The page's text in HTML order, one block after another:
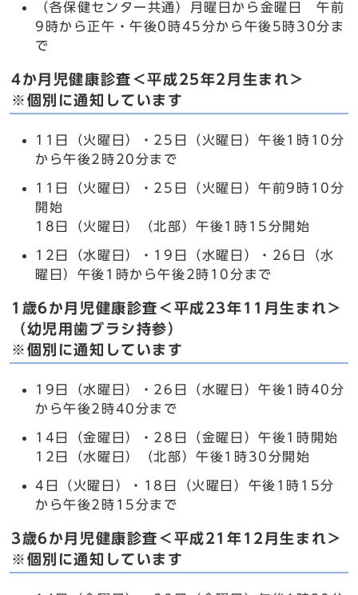
（各保健センター共通）月曜日から金曜日 午前
9時から正午・午後0時45分から午後5時30分ま
で
4か月児健康診査＜平成25年2月生まれ＞
※個別に通知しています
11日（火曜日）・25日（火曜日）午後1時10分
から午後2時20分まで
11日（火曜日）・25日（火曜日）午前9時10分
開始
18日（火曜日）（北部）午後1時15分開始
12日（水曜日）・19日（水曜日）・26日（水
曜日）午後1時から午後2時10分まで
1歳6か月児健康診査＜平成23年11月生まれ＞
（幼児用歯ブラシ持参）
※個別に通知しています
19日（水曜日）・26日（水曜日）午後1時40分
から午後2時40分まで
14日（金曜日）・28日（金曜日）午後1時開始
12日（水曜日）（北部）午後1時30分開始
4日（火曜日）・18日（火曜日）午後1時15分
から午後2時15分まで
3歳6か月児健康診査＜平成21年12月生まれ＞
※個別に通知しています